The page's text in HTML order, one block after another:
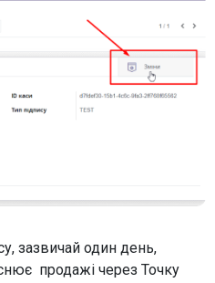
зазвичай один день,
продажі через Точку